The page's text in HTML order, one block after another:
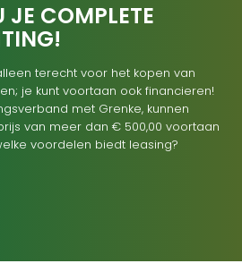
JE COMPLETE
terecht voor het kopen van
je kunt voortaan ook financieren!
met Grenke, kunnen
van meer dan € 500,00 voortaan
voordelen biedt leasing?